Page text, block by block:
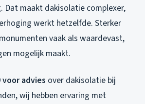
Dat maakt dakisolatie complexer,
werkt hetzelfde. Sterker
vaak als waardevast,
mogelijk maakt.
voor advies over dakisolatie bij
wij hebben ervaring met